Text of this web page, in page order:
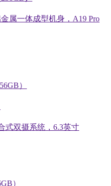
属一体成型机身，A19 Pro
式双摄系统，6.3英寸